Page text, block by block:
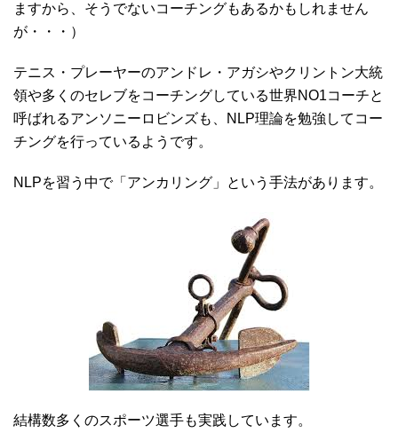
ますから、そうでないコーチングもあるかもしれません
が・・・）
テニス・プレーヤーのアンドレ・アガシやクリントン大統
領や多くのセレブをコーチングしている世界NO1コーチと
呼ばれるアンソニーロビンズも、NLP理論を勉強してコー
チングを行っているようです。
NLPを習う中で「アンカリング」という手法があります。
結構数多くのスポーツ選手も実践しています。